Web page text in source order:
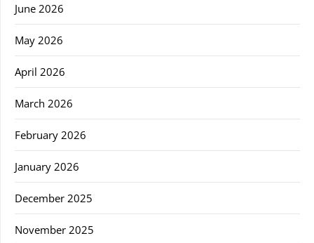
June 2026
May 2026
April 2026
March 2026
February 2026
January 2026
December 2025
November 2025